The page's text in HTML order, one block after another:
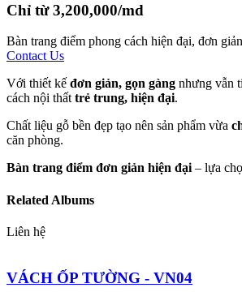
Chỉ từ 3,200,000/md
Bàn trang điểm phong cách hiện đại, đơn giản
Contact Us
Với thiết kế đơn giản, gọn gàng nhưng vẫn
cách nội thất trẻ trung, hiện đại.
Chất liệu gỗ bền đẹp tạo nên sản phẩm vừa
căn phòng.
Bàn trang điểm đơn giản hiện đại – lựa
Related Albums
Liên hệ
VÁCH ỐP TƯỜNG - VN04